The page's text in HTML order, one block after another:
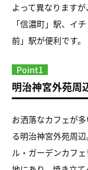
よって異なります
「信濃町」駅、イ
前」駅が便利です。
Point1
明治神宮外苑周
お洒落なカフェが
る明治神宮外苑周
ル・ガーデンカフ